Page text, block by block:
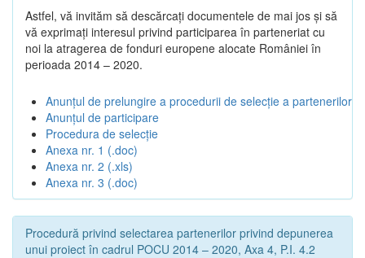
Astfel, vă invităm să descărcați documentele de mai jos și să
vă exprimați interesul privind participarea în parteneriat cu
noi la atragerea de fonduri europene alocate României în
perioada 2014 – 2020.
Anunțul de prelungire a procedurii de selecție a partenerilor
Anunțul de participare
Procedura de selecție
Anexa nr. 1 (.doc)
Anexa nr. 2 (.xls)
Anexa nr. 3 (.doc)
Procedură privind selectarea partenerilor privind depunerea
unui proiect în cadrul POCU 2014 – 2020, Axa 4, P.I. 4.2